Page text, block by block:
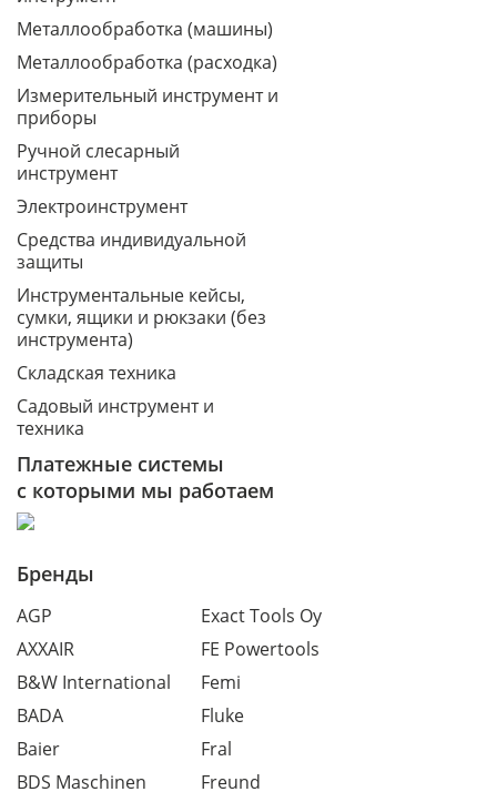
Металлообработка (машины)
Металлообработка (расходка)
Измерительный инструмент и
приборы
Ручной слесарный
инструмент
Электроинструмент
Средства индивидуальной
защиты
Инструментальные кейсы,
сумки, ящики и рюкзаки (без
инструмента)
Складская техника
Садовый инструмент и
техника
Платежные системы
с которыми мы работаем
Бренды
AGP
AXXAIR
B&W International
BADA
Baier
BDS Maschinen
Exact Tools Oy
FE Powertools
Femi
Fluke
Fral
Freund